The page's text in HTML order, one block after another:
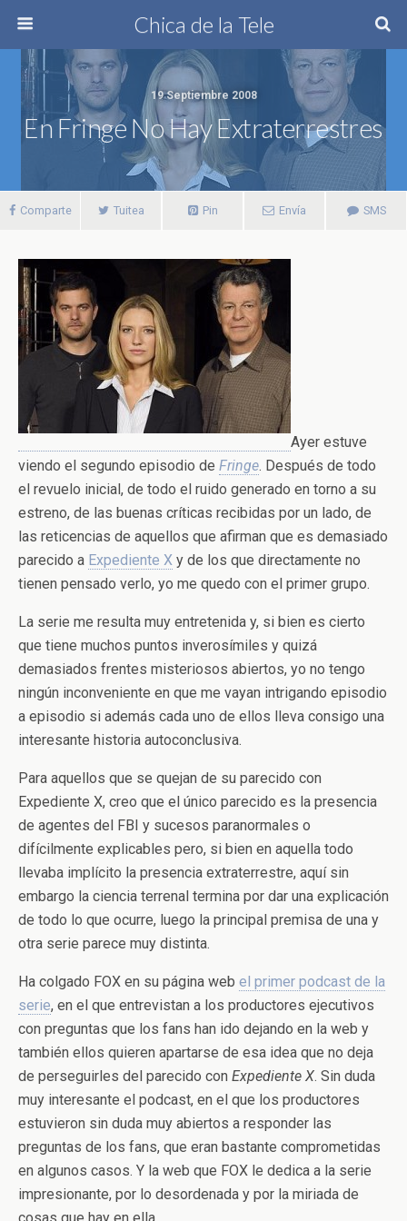
Chica de la Tele
19 Septiembre 2008
En Fringe No Hay Extraterrestres
Comparte Tuitea Pin Envía SMS
Ayer estuve
viendo el segundo episodio de Fringe. Después de todo
el revuelo inicial, de todo el ruido generado en torno a su
estreno, de las buenas críticas recibidas por un lado, de
las reticencias de aquellos que afirman que es demasiado
parecido a Expediente X y de los que directamente no
tienen pensado verlo, yo me quedo con el primer grupo.
La serie me resulta muy entretenida y, si bien es cierto
que tiene muchos puntos inverosímiles y quizá
demasiados frentes misteriosos abiertos, yo no tengo
ningún inconveniente en que me vayan intrigando episodio
a episodio si además cada uno de ellos lleva consigo una
interesante historia autoconclusiva.
Para aquellos que se quejan de su parecido con
Expediente X, creo que el único parecido es la presencia
de agentes del FBI y sucesos paranormales o
difícilmente explicables pero, si bien en aquella todo
llevaba implícito la presencia extraterrestre, aquí sin
embargo la ciencia terrenal termina por dar una explicación
de todo lo que ocurre, luego la principal premisa de una y
otra serie parece muy distinta.
Ha colgado FOX en su página web el primer podcast de la
serie, en el que entrevistan a los productores ejecutivos
con preguntas que los fans han ido dejando en la web y
también ellos quieren apartarse de esa idea que no deja
de perseguirles del parecido con Expediente X. Sin duda
muy interesante el podcast, en el que los productores
estuvieron sin duda muy abiertos a responder las
preguntas de los fans, que eran bastante comprometidas
en algunos casos. Y la web que FOX le dedica a la serie
impresionante, por lo desordenada y por la miriada de